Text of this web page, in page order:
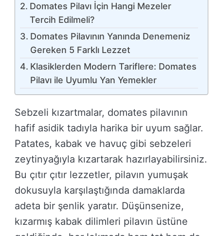
Domates Pilavı İçin Hangi Mezeler
Tercih Edilmeli?
Domates Pilavının Yanında Denemeniz
Gereken 5 Farklı Lezzet
Klasiklerden Modern Tariflere: Domates
Pilavı ile Uyumlu Yan Yemekler
Sebzeli kızartmalar, domates pilavının
hafif asidik tadıyla harika bir uyum sağlar.
Patates, kabak ve havuç gibi sebzeleri
zeytinyağıyla kızartarak hazırlayabilirsiniz.
Bu çıtır çıtır lezzetler, pilavın yumuşak
dokusuyla karşılaştığında damaklarda
adeta bir şenlik yaratır. Düşünsenize,
kızarmış kabak dilimleri pilavın üstüne